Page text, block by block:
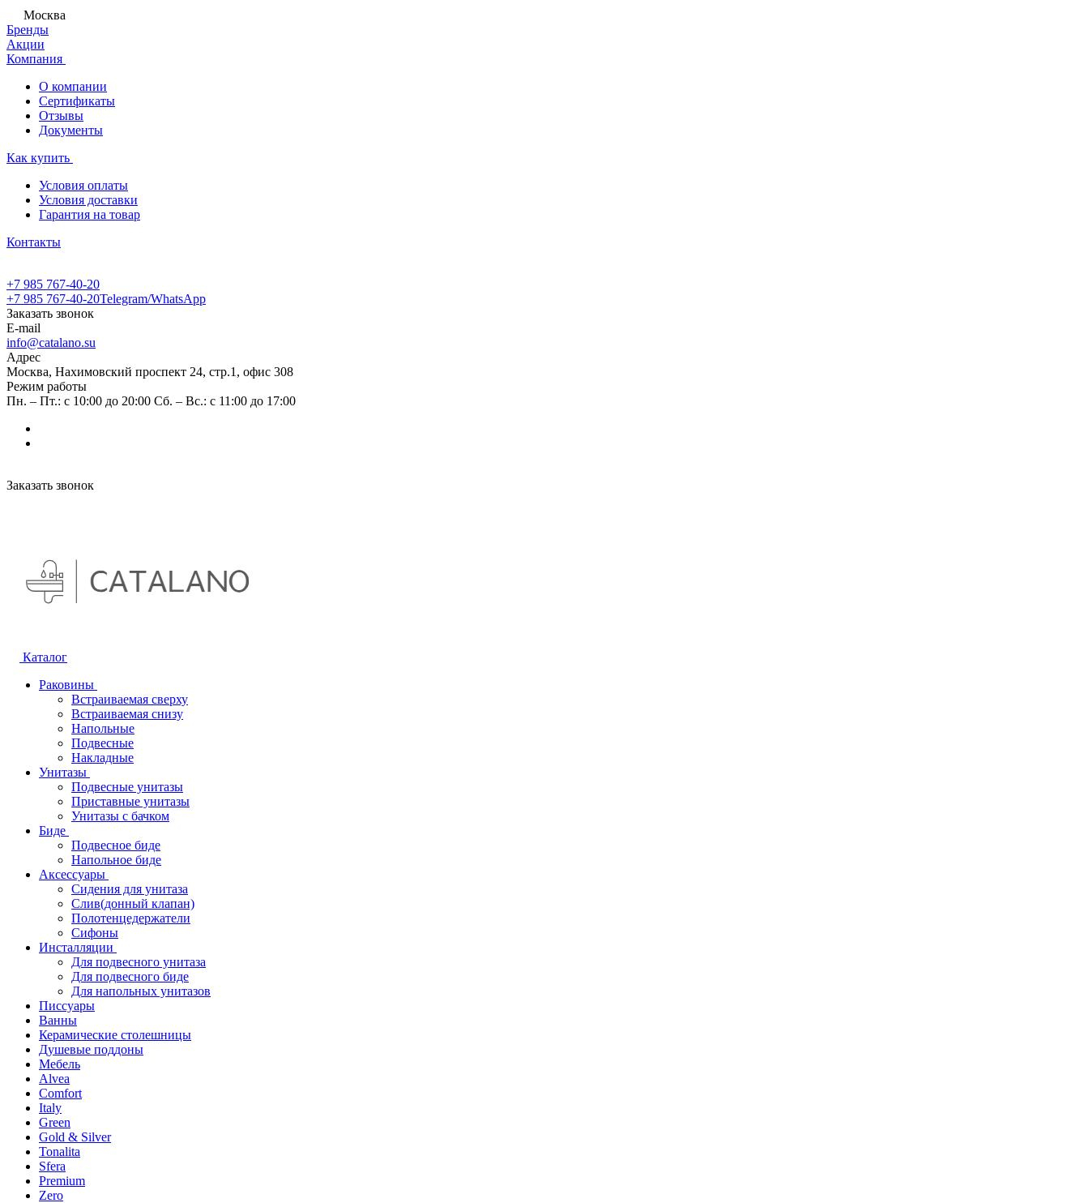
Москва
Бренды
Акции
Компания
О компании
Сертификаты
Отзывы
Документы
Как купить
Условия оплаты
Условия доставки
Гарантия на товар
Контакты
+7 985 767-40-20
+7 985 767-40-20Telegram/WhatsApp
Заказать звонок
E-mail
info@catalano.su
Адрес
Москва, Нахимовский проспект 24, стр.1, офис 308
Режим работы
Пн. – Пт.: с 10:00 до 20:00 Сб. – Вс.: с 11:00 до 17:00
Заказать звонок
Каталог
Раковины
Встраиваемая сверху
Встраиваемая снизу
Напольные
Подвесные
Накладные
Унитазы
Подвесные унитазы
Приставные унитазы
Унитазы с бачком
Биде
Подвесное биде
Напольное биде
Аксессуары
Сидения для унитаза
Слив(донный клапан)
Полотенцедержатели
Сифоны
Инсталляции
Для подвесного унитаза
Для подвесного биде
Для напольных унитазов
Писсуары
Ванны
Керамические столешницы
Душевые поддоны
Мебель
Alvea
Comfort
Italy
Green
Gold & Silver
Tonalita
Sfera
Premium
Zero